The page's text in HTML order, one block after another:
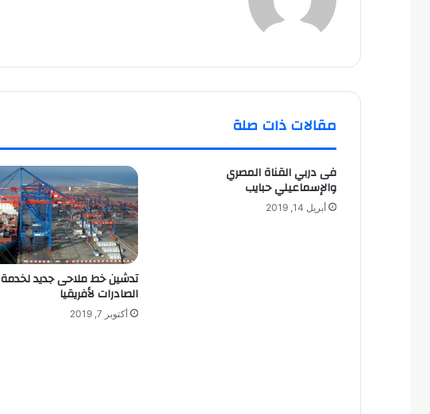
مقالات ذات صلة
فى دربي القناة المصري
والإسماعيلي حبايب
أبريل 14, 2019
تدشين خط ملاحى جديد لخدمة
الصادرات لأفريقيا
أكتوبر 7, 2019